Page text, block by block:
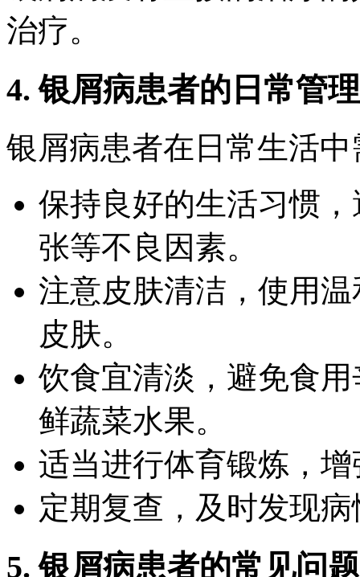
治疗。
4. 银屑病患者的日常管理
银屑病患者在日常生活
保持良好的生活习惯
张等不良因素。
注意皮肤清洁，使用
皮肤。
饮食宜清淡，避免食
鲜蔬菜水果。
适当进行体育锻炼，
定期复查，及时发现
5. 银屑病患者的常见问题